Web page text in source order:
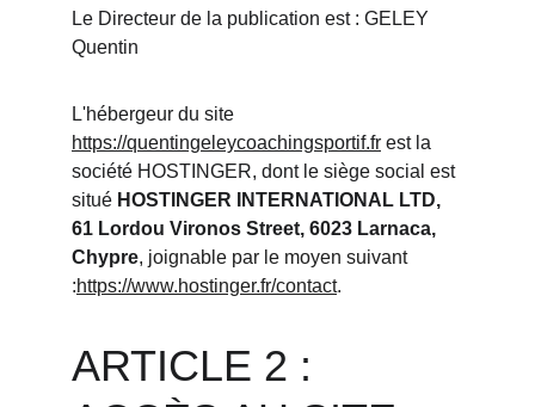
Le Directeur de la publication est : GELEY
Quentin
L'hébergeur du site
https://quentingeleycoachingsportif.fr est la
société HOSTINGER, dont le siège social est
situé HOSTINGER INTERNATIONAL LTD,
61 Lordou Vironos Street, 6023 Larnaca,
Chypre, joignable par le moyen suivant
:https://www.hostinger.fr/contact.
ARTICLE 2 :